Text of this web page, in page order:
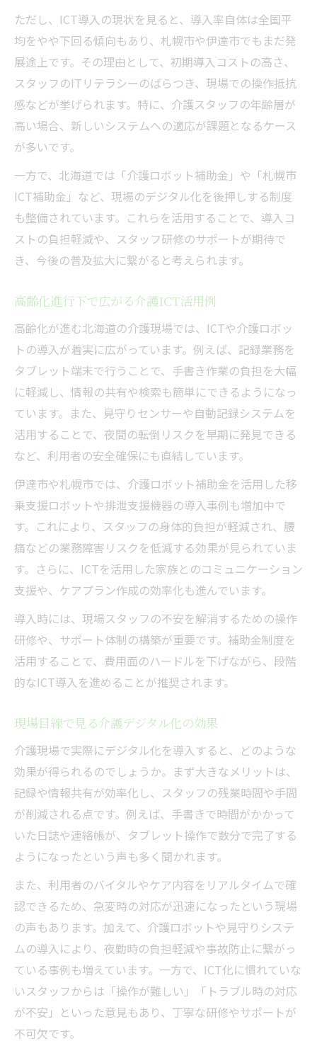
人手不足解消へ導く介護デジタル活用例
高齢化に対応する北海道の介護革新例
高齢化進展下で進む北海道の介護ICT改革
北海道で注目される介護デジタル事例紹介
介護現場の課題解決に向けたICT導入実践
高齢化社会に適した介護デジタル施策
北海道の先進事例に学ぶ介護ICTの展開
補助金を活かしたロボット導入のすすめ
介護ロボット補助金の最新活用ポイント
介護現場に役立つ補助金活用の進め方
北海道で申請できる介護補助金の特徴
導入率向上へ現場が克服した課題とは
介護ICT導入率向上に向けた取組み事例
現場で克服した介護ICT導入の主な壁
介護現場の抵抗感を乗り越える工夫とは
ICT導入推進のための現場意識改革術
介護業界で進むICT導入率向上の背景
ただし、ICT導入の現状を見ると、導入率自体は全国平
均をやや下回る傾向もあり、札幌市や伊達市でもまだ発
展途上です。その理由として、初期導入コストの高さ、
スタッフのITリテラシーのばらつき、現場での操作抵抗
感などが挙げられます。特に、介護スタッフの年齢層が
高い場合、新しいシステムへの適応が課題となるケース
が多いです。
一方で、北海道では「介護ロボット補助金」や「札幌市
ICT補助金」など、現場のデジタル化を後押しする制度
も整備されています。これらを活用することで、導入コ
ストの負担軽減や、スタッフ研修のサポートが期待で
き、今後の普及拡大に繋がると考えられます。
高齢化進行下で広がる介護ICT活用例
高齢化が進む北海道の介護現場では、ICTや介護ロボッ
トの導入が着実に広がっています。例えば、記録業務を
タブレット端末で行うことで、手書き作業の負担を大幅
に軽減し、情報の共有や検索も簡単にできるようになっ
ています。また、見守りセンサーや自動記録システムを
活用することで、夜間の転倒リスクを早期に発見できる
など、利用者の安全確保にも直結しています。
伊達市や札幌市では、介護ロボット補助金を活用した移
乗支援ロボットや排泄支援機器の導入事例も増加中で
す。これにより、スタッフの身体的負担が軽減され、腰
痛などの業務障害リスクを低減する効果が見られていま
す。さらに、ICTを活用した家族とのコミュニケーション
支援や、ケアプラン作成の効率化も進んでいます。
導入時には、現場スタッフの不安を解消するための操作
研修や、サポート体制の構築が重要です。補助金制度を
活用することで、費用面のハードルを下げながら、段階
的なICT導入を進めることが推奨されます。
現場目線で見る介護デジタル化の効果
介護現場で実際にデジタル化を導入すると、どのような
効果が得られるのでしょうか。まず大きなメリットは、
記録や情報共有が効率化し、スタッフの残業時間や手間
が削減される点です。例えば、手書きで時間がかかって
いた日誌や連絡帳が、タブレット操作で数分で完了する
ようになったという声も多く聞かれます。
また、利用者のバイタルやケア内容をリアルタイムで確
認できるため、急変時の対応が迅速になったという現場
の声もあります。加えて、介護ロボットや見守りシステ
ムの導入により、夜勤時の負担軽減や事故防止に繋がっ
ている事例も増えています。一方で、ICT化に慣れていな
いスタッフからは「操作が難しい」「トラブル時の対応
が不安」といった意見もあり、丁寧な研修やサポートが
不可欠です。